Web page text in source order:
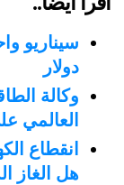
دولار
وكالة
العالمي
انقطاع
هل الغاز